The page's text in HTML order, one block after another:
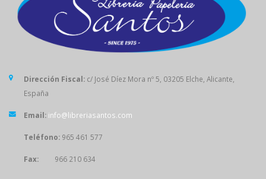
Dirección Fiscal: c/ José Díez Mora nº 5, 03205 Elche, Alicante,
España
Email: info@libreriasantos.com
Teléfono: 965 461 577
Fax: 966 210 634